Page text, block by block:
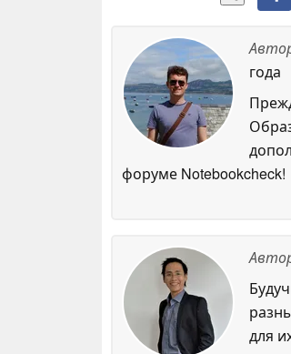
года
форуме Notebookcheck!
для